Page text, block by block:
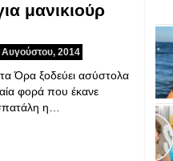
μανικιούρ
2014
Όρα ξοδεύει ασύστολα
φορά που έκανε
η…